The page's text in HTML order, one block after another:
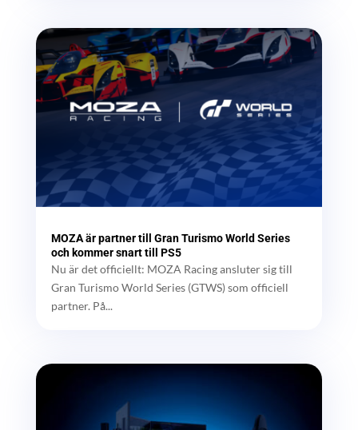
MOZA är partner till Gran Turismo World Series
och kommer snart till PS5
Nu är det officiellt: MOZA Racing ansluter sig till
Gran Turismo World Series (GTWS) som officiell
partner. På...